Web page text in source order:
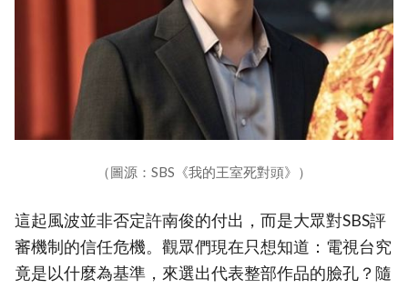
（圖源：SBS《我的王室死對頭》）
這起風波並非否定許南俊的付出，而是大眾對SBS評
審機制的信任危機。觀眾們現在只想知道：電視台究
竟是以什麼為基準，來選出代表整部作品的臉孔？隨